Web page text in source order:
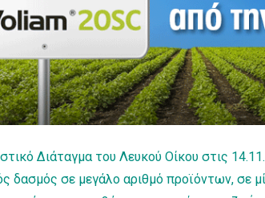
Διάταγμα του Λευκού Οίκου στις
δασμός σε μεγάλο αριθμό προϊόντων, σε